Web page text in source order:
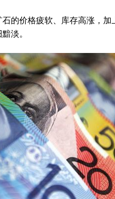
的价格疲软、库存高涨，
淡。